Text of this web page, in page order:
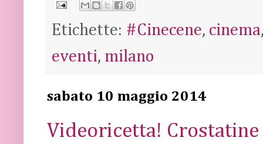
Etichette: #Cinecene, cinema
eventi, milano
sabato 10 maggio 2014
Videoricetta! Crostatine